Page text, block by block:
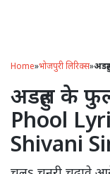
Home»भोजपुरी लिरिक्स»
अडहुल के
Phool
Shivani